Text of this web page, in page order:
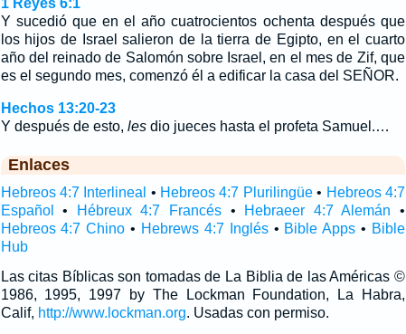
1 Reyes 6:1
Y sucedió que en el año cuatrocientos ochenta después que
los hijos de Israel salieron de la tierra de Egipto, en el cuarto
año del reinado de Salomón sobre Israel, en el mes de Zif, que
es el segundo mes, comenzó él a edificar la casa del SEÑOR.
Hechos 13:20-23
Y después de esto, lesdio jueces hasta el profeta Samuel.…
Enlaces
Hebreos 4:7 Interlineal • Hebreos 4:7 Plurilingüe• Hebreos 4:7
Español
• Hébreux 4:7 Francés• Hebraeer 4:7 Alemán •
Hebreos 4:7 Chino • Hebrews 4:7 Inglés• Bible Apps • Bible
Hub
Las citas Bíblicas son tomadas de La Biblia de las Américas ©
1986, 1995, 1997 by The Lockman Foundation, La Habra,
Calif, http://www.lockman.org. Usadas con permiso.